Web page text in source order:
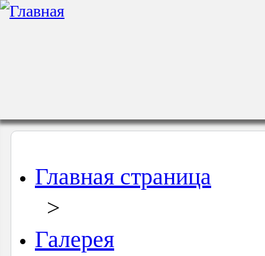
Главная страница
>
Галерея